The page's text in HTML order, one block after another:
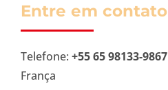
Entre em contato
Telefone: +55 65 98133-9867
França